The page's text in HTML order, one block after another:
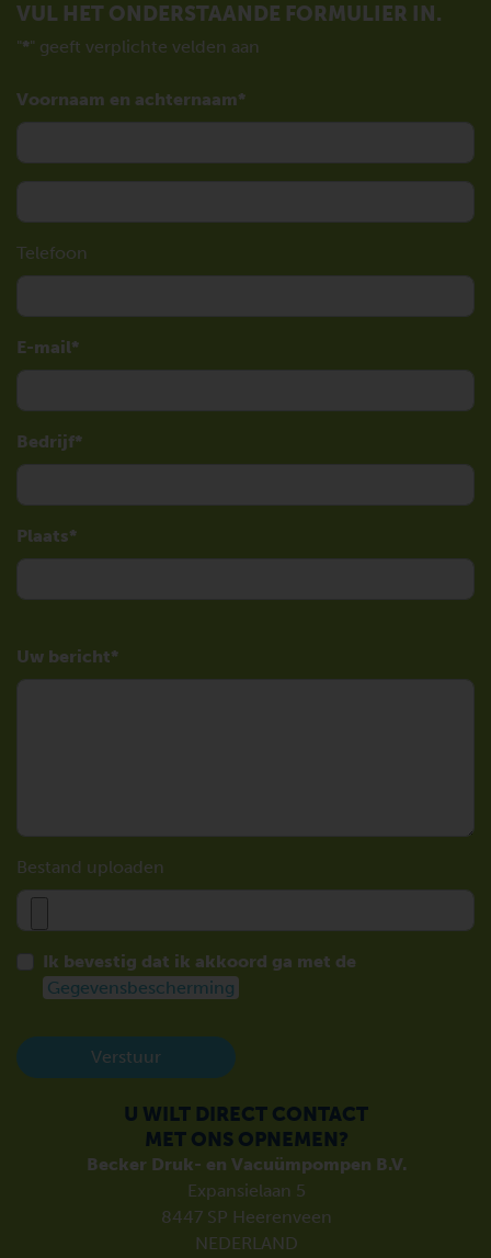
VUL HET ONDERSTAANDE FORMULIER IN.
"*" geeft verplichte velden aan
Voornaam en achternaam
Telefoon
E-mail
Bedrijf
Plaats
Uw bericht
Bestand uploaden
Ik bevestig dat ik akkoord ga met de
Gegevensbescherming
Verstuur
U WILT DIRECT CONTACT
MET ONS OPNEMEN?
Becker Druk- en Vacuümpompen B.V.
Expansielaan 5
8447 SP Heerenveen
NEDERLAND